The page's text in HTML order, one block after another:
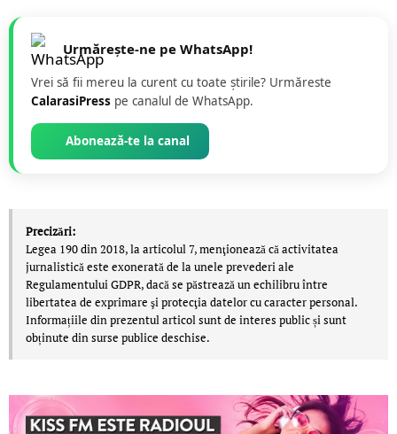
Urmărește-ne pe WhatsApp!
Vrei să fii mereu la curent cu toate știrile? Urmăreste
CalarasiPress pe canalul de WhatsApp.
Abonează-te la canal
Precizări:
Legea 190 din 2018, la articolul 7, menţionează că activitatea
jurnalistică este exonerată de la unele prevederi ale
Regulamentului GDPR, dacă se păstrează un echilibru între
libertatea de exprimare şi protecţia datelor cu caracter personal.
Informațiile din prezentul articol sunt de interes public și sunt
obținute din surse publice deschise.